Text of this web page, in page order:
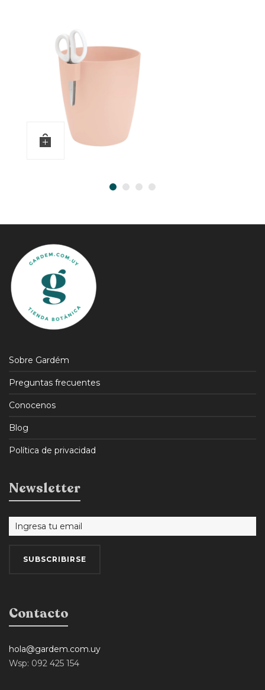
Sobre Gardém
Preguntas frecuentes
Conocenos
Blog
Política de privacidad
Newsletter
Contacto
hola@gardem.com.uy
Wsp: 092 425 154